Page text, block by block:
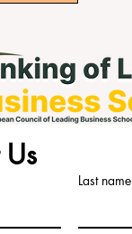
Last name